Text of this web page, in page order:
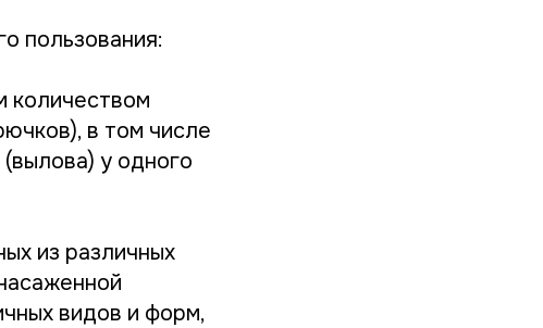
пользования:
количеством
в том числе
у одного
из различных
видов и форм,